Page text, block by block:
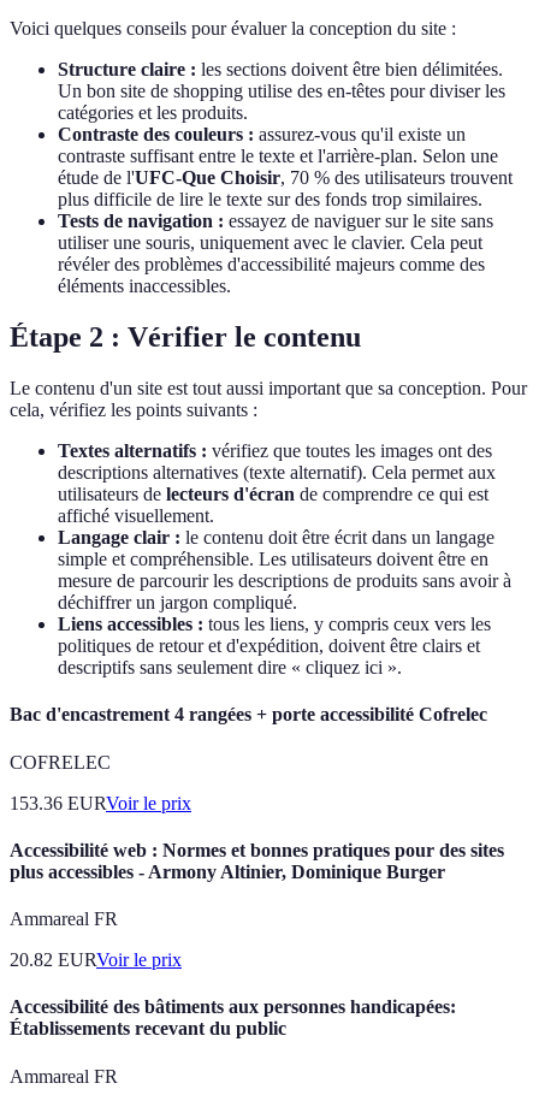
Voici quelques conseils pour évaluer la conception du site :
Structure claire : les sections doivent être bien délimitées.
Un bon site de shopping utilise des en-têtes pour diviser les
catégories et les produits.
Contraste des couleurs : assurez-vous qu'il existe un
contraste suffisant entre le texte et l'arrière-plan. Selon une
étude de l'UFC-Que Choisir, 70 % des utilisateurs trouvent
plus difficile de lire le texte sur des fonds trop similaires.
Tests de navigation : essayez de naviguer sur le site sans
utiliser une souris, uniquement avec le clavier. Cela peut
révéler des problèmes d'accessibilité majeurs comme des
éléments inaccessibles.
Étape 2 : Vérifier le contenu
Le contenu d'un site est tout aussi important que sa conception. Pour
cela, vérifiez les points suivants :
Textes alternatifs : vérifiez que toutes les images ont des
descriptions alternatives (texte alternatif). Cela permet aux
utilisateurs de lecteurs d'écran de comprendre ce qui est
affiché visuellement.
Langage clair : le contenu doit être écrit dans un langage
simple et compréhensible. Les utilisateurs doivent être en
mesure de parcourir les descriptions de produits sans avoir à
déchiffrer un jargon compliqué.
Liens accessibles : tous les liens, y compris ceux vers les
politiques de retour et d'expédition, doivent être clairs et
descriptifs sans seulement dire « cliquez ici ».
Bac d'encastrement 4 rangées + porte accessibilité Cofrelec
COFRELEC
153.36 EURVoir le prix
Accessibilité web : Normes et bonnes pratiques pour des sites
plus accessibles - Armony Altinier, Dominique Burger
Ammareal FR
20.82 EURVoir le prix
Accessibilité des bâtiments aux personnes handicapées:
Établissements recevant du public
Ammareal FR